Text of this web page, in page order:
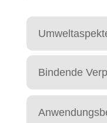
Bindende